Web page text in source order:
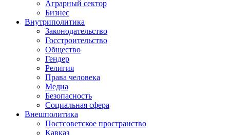
Аграрный сектор
Бизнес
Внутриполитика
Законодательство
Госстроительство
Общество
Гендер
Религия
Права человека
Медиа
Безопасность
Социальная сфера
Внешполитика
Постсоветское пространство
Кавказ